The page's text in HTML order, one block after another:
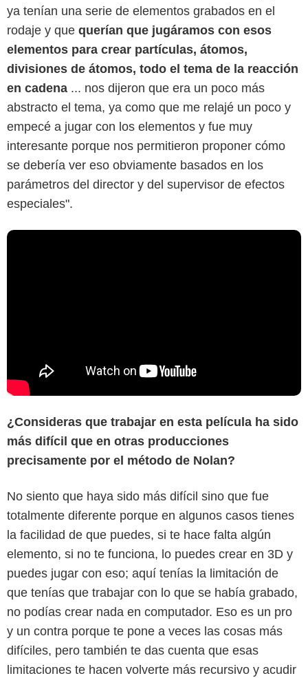
ya tenían una serie de elementos grabados en el
rodaje y que querían que jugáramos con esos
elementos para crear partículas, átomos,
divisiones de átomos, todo el tema de la reacción
en cadena ... nos dijeron que era un poco más
abstracto el tema, ya como que me relajé un poco y
empecé a jugar con los elementos y fue muy
interesante porque nos permitieron proponer cómo
se debería ver eso obviamente basados en los
parámetros del director y del supervisor de efectos
especiales".
¿Consideras que trabajar en esta película ha sido
más difícil que en otras producciones
precisamente por el método de Nolan?
No siento que haya sido más difícil sino que fue
totalmente diferente porque en algunos casos tienes
la facilidad de que puedes, si te hace falta algún
elemento, si no te funciona, lo puedes crear en 3D y
puedes jugar con eso; aquí tenías la limitación de
que tenías que trabajar con lo que se había grabado,
no podías crear nada en computador. Eso es un pro
y un contra porque te pone a veces las cosas más
difíciles, pero también te das cuenta que esas
limitaciones te hacen volverte más recursivo y acudir